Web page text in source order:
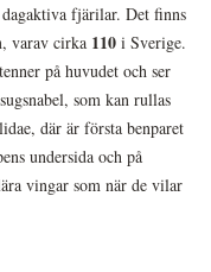
fjärilar. Det finns
varav cirka 110 i Sverige.
på huvudet och ser
som kan rullas
där är första benparet
undersida och på
vingar som när de vilar